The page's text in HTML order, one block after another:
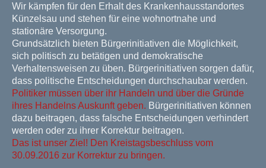
Wir kämpfen für den Erhalt des Krankenhausstandortes
Künzelsau und stehen für eine wohnortnahe und
stationäre Versorgung.
Grundsätzlich bieten Bürgerinitiativen die Möglichkeit,
sich politisch zu betätigen und demokratische
Verhaltensweisen zu üben. Bürgerinitiativen sorgen dafür,
dass politische Entscheidungen durchschaubar werden.
Politiker müssen über ihr Handeln und über die Gründe
ihres Handelns Auskunft geben. Bürgerinitiativen können
dazu beitragen, dass falsche Entscheidungen verhindert
werden oder zu ihrer Korrektur beitragen.
Das ist unser Ziel! Den Kreistagsbeschluss vom
30.09.2016 zur Korrektur zu bringen.